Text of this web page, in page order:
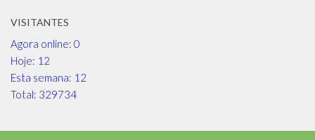
VISITANTES
Agora online: 0
Hoje: 12
Esta semana: 12
Total: 329734